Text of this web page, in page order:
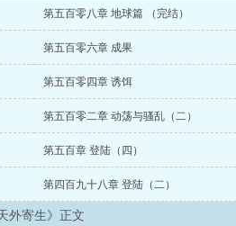
的陈央，本是一个普通的地球人类，但
外一个问题，寄生在他身上的天外生
伴，相反，最可恶的犯人也不能形容
人类的未来明天，不论是为了自己还
就是如何与一个“外星人”相处。
第五百零八章 地球篇 （完结）
第五百零六章 成果
第五百零四章 诱饵
第五百零二章 动荡与骚乱（二）
第五百章 登陆（四）
第四百九十八章 登陆（二）
天外寄生》正文